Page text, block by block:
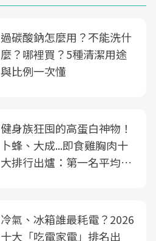
過碳酸鈉怎麼用？不能洗什
麼？哪裡買？5種清潔用途
與比例一次懂
健身族狂囤的高蛋白神物！
卜蜂、大成...即食雞胸肉十
大排行出爐：第一名平均一
冷氣、冰箱誰最耗電？2026
十大「吃電家電」排名出